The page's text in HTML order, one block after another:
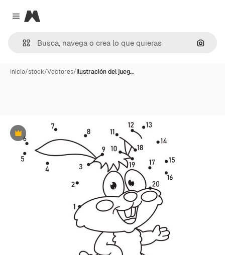
Close menu
Magnific
Inicio/stock/Vectores/Ilustración del jueg…
Premium